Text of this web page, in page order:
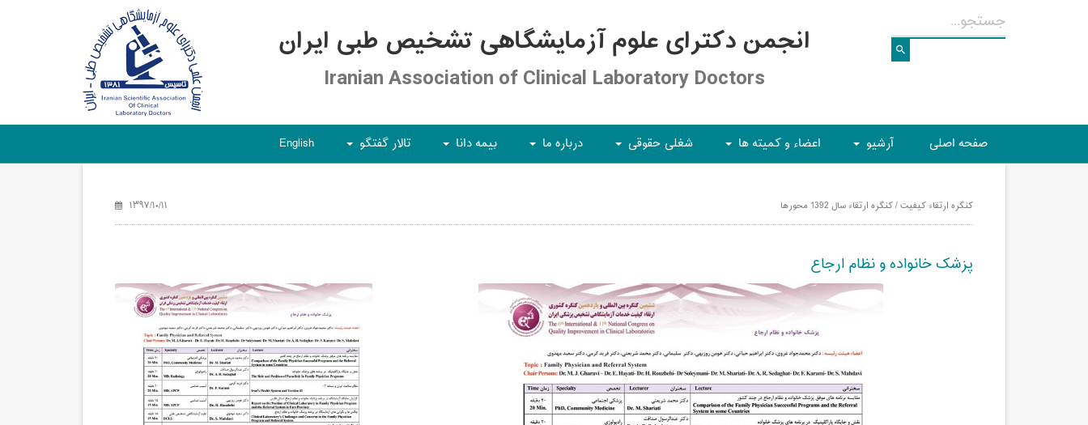
انجمن دکترای علوم آزمایشگاهی تشخیص طبی ایران
Iranian Association of Clinical Laboratory Doctors
صفحه اصلی آرشیو اعضاء و کمیته ها شغلی حقوقی درباره ما بیمه دانا تالار گفتگو English
کنگره ارتقاء کیفیت / کنگره ارتقاء سال 1392 محورها ۱۳۹۷/۱۰/۱۱
پزشک خانواده و نظام ارجاع